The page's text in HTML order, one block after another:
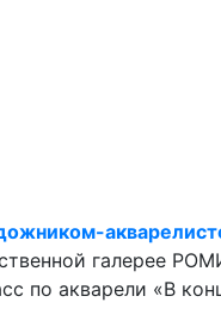
галерее
по акварели «В